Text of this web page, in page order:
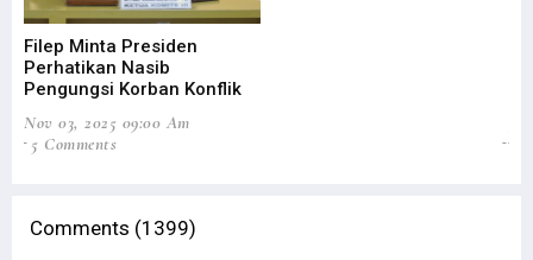
Filep Minta Presiden
Perhatikan Nasib
Pengungsi Korban Konflik
Nov 03, 2025 09:00 Am
5 Comments
Comments (1399)